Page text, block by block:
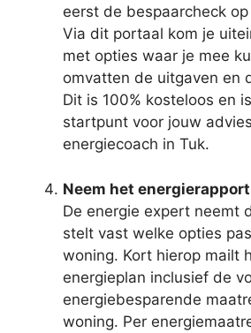
eerst de bespaarcheck
Via dit portaal kom je
met opties waar je mee
omvatten de uitgaven en
Dit is 100% kosteloos en
startpunt voor jouw
energiecoach in Tuk.
Neem het
De energie expert neemt
stelt vast welke opties
woning. Kort hierop mailt
energieplan inclusief de
energiebesparende
woning. Per